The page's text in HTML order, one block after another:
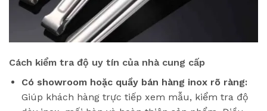
Cách kiểm tra độ uy tín của nhà cung cấp
Có showroom hoặc quầy bán hàng inox rõ ràng:
Giúp khách hàng trực tiếp xem mẫu, kiểm tra độ